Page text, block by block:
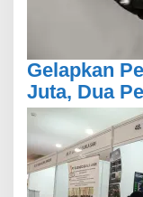
Gelapkan
Juta, Dua
Bogor